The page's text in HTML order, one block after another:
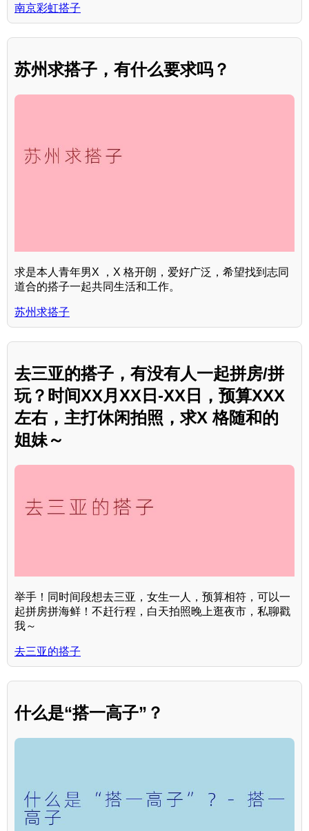
南京彩虹搭子
苏州求搭子，有什么要求吗？
求是本人青年男X ，X 格开朗，爱好广泛，希望找到志同
道合的搭子一起共同生活和工作。
苏州求搭子
去三亚的搭子，有没有人一起拼房/拼
玩？时间XX月XX日-XX日，预算XXX
左右，主打休闲拍照，求X 格随和的
姐妹～
举手！同时间段想去三亚，女生一人，预算相符，可以一
起拼房拼海鲜！不赶行程，白天拍照晚上逛夜市，私聊戳
我～
去三亚的搭子
什么是“搭一高子”？